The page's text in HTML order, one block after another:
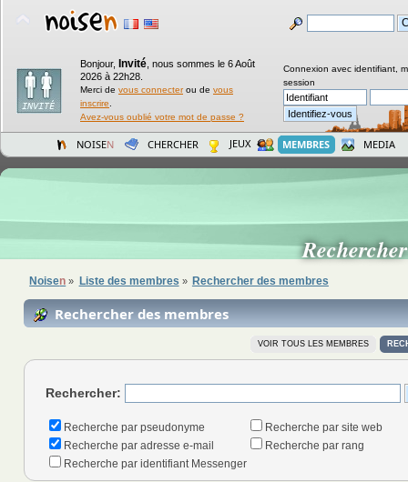
Bonjour, Invité nous sommes le 6 Août
2026 à 22h28.
Merci de vous connecterou de vous
inscrire
Avez-vous oublié votre mot de passe ?
Connexion avec identifiant,
session
NOISEN CHERCHER JEUX MEMBRES MEDIA
Noisen » Liste des membres » Rechercher des membres
Rechercher des membres
VOIR TOUS LES MEMBRES
Rechercher:
Recherche par pseudonyme
Recherche par adresse e-mail
Recherche par identifiant Messenger
Recherche par site web
Recherche par rang